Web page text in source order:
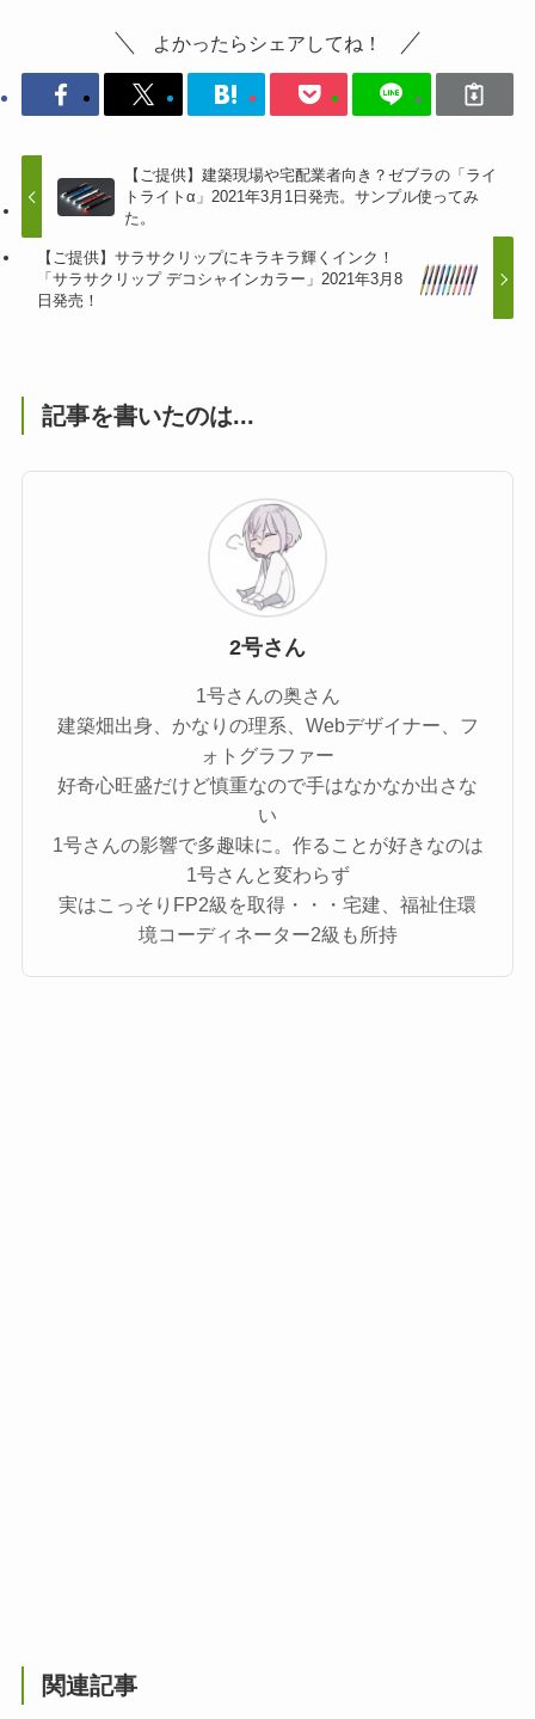
よかったらシェアしてね！
【ご提供】建築現場や宅配業者向き？ゼブラの「ライ
トライトα」2021年3月1日発売。サンプル使ってみ
た。
【ご提供】サラサクリップにキラキラ輝くインク！
「サラサクリップ デコシャインカラー」2021年3月8
日発売！
記事を書いたのは...
2号さん
1号さんの奥さん
建築畑出身、かなりの理系、Webデザイナー、フ
ォトグラファー
好奇心旺盛だけど慎重なので手はなかなか出さな
い
1号さんの影響で多趣味に。作ることが好きなのは
1号さんと変わらず
実はこっそりFP2級を取得・・・宅建、福祉住環
境コーディネーター2級も所持
関連記事